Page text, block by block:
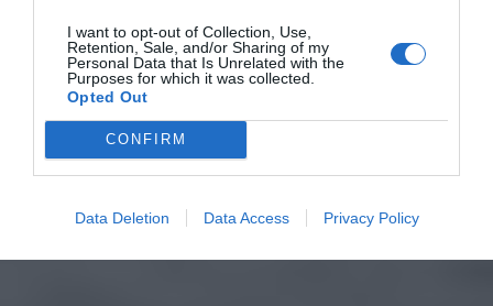
I want to opt-out of Collection, Use,
Retention, Sale, and/or Sharing of my
Personal Data that Is Unrelated with the
Purposes for which it was collected.
Opted Out
CONFIRM
Data Deletion Data Access Privacy Policy